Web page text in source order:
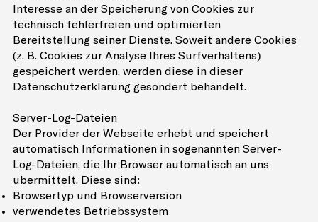
Interesse an der Speicherung von Cookies zur
technisch fehlerfreien und optimierten
Bereitstellung seiner Dienste. Soweit andere Cookies
(z. B. Cookies zur Analyse Ihres Surfverhaltens)
gespeichert werden, werden diese in dieser
Datenschutzerklärung gesondert behandelt.
Server-Log-Dateien
Der Provider der Webseite erhebt und speichert
automatisch Informationen in sogenannten Server-
Log-Dateien, die Ihr Browser automatisch an uns
übermittelt. Diese sind:
Browsertyp und Browserversion
verwendetes Betriebssystem